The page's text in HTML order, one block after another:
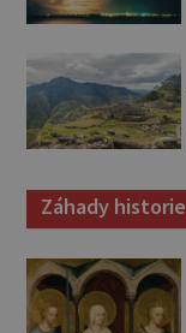
Záhady historie